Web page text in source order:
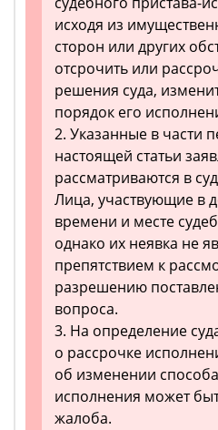
исходя из
сторон или других
отсрочить или
решения суда,
порядок его
2. Указанные в части
настоящей статьи
рассматриваются в
Лица, участвующие в
времени и месте
однако их неявка не
препятствием к
разрешению
вопроса.
3. На определение
о рассрочке
об изменении
исполнения может
жалоба.